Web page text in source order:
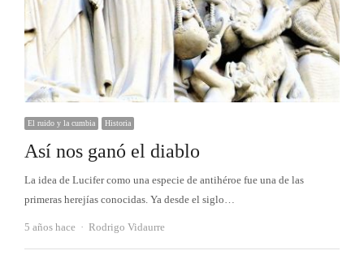
El ruido y la cumbia Historia
Así nos ganó el diablo
La idea de Lucifer como una especie de antihéroe fue una de las
primeras herejías conocidas. Ya desde el siglo…
5 años hace Autor
Rodrigo Vidaurre